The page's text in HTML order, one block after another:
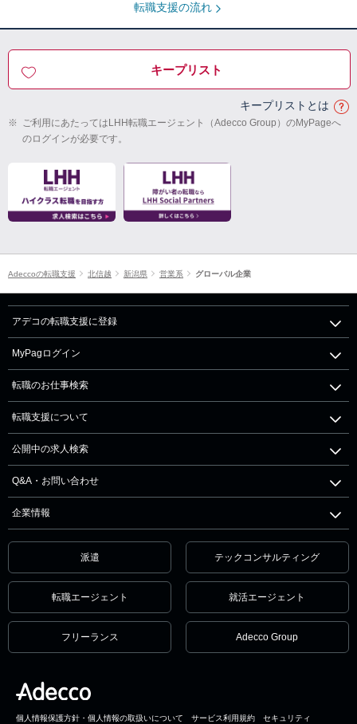
転職支援の流れ
キープリスト
キープリストとは
※ ご利用にあたってはLHH転職エージェント（Adecco Group）のMyPageへ
のログインが必要です。
Adeccoの転職支援 北信越 新潟県 営業系 グローバル企業
アデコの転職支援に登録
MyPagログイン
転職のお仕事検索
転職支援について
公開中の求人検索
Q&A・お問い合わせ
企業情報
派遣 テックコンサルティング
転職エージェント 就活エージェント
フリーランス Adecco Group
個人情報保護方針・個人情報の取扱いについて サービス利用規約 セキュリティ